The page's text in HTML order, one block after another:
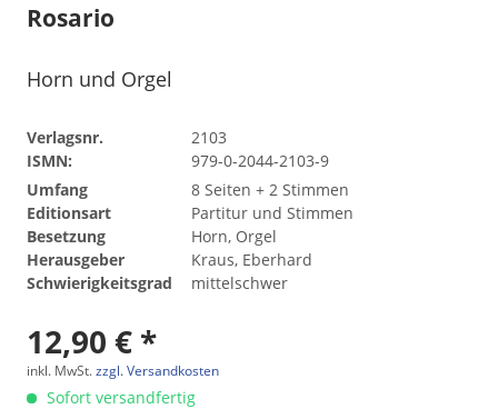
Rosario
Horn und Orgel
Verlagsnr.
2103
ISMN:
979-0-2044-2103-9
Umfang
8 Seiten + 2 Stimmen
Editionsart
Partitur und Stimmen
Besetzung
Horn, Orgel
Herausgeber
Kraus, Eberhard
Schwierigkeitsgrad
mittelschwer
12,90 € *
inkl. MwSt.zzgl. Versandkosten
Sofort versandfertig